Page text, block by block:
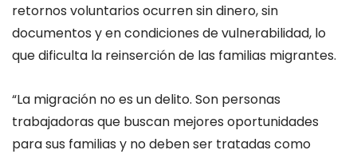
retornos voluntarios ocurren sin dinero, sin
documentos y en condiciones de vulnerabilidad, lo
que dificulta la reinserción de las familias migrantes.
“La migración no es un delito. Son personas
trabajadoras que buscan mejores oportunidades
para sus familias y no deben ser tratadas como